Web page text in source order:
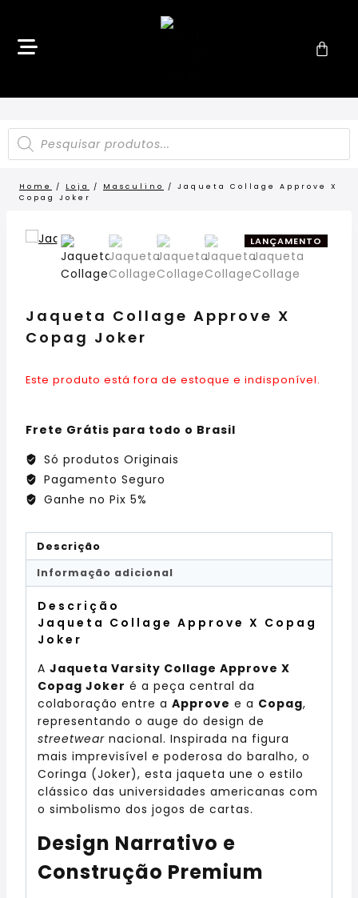
Home / Loja / Masculino /
Jaqueta Collage Approve X
Copag Joker
LANÇAMENTO
Jaqueta Collage Approve X
Copag Joker
Este produto está fora de estoque e indisponível.
Frete Grátis para todo o Brasil
Só produtos Originais
Pagamento Seguro
Ganhe no Pix 5%
Descrição
Informação adicional
Descrição
Jaqueta Collage Approve X Copag
Joker
A Jaqueta Varsity Collage Approve X
Copag Joker é a peça central da
colaboração entre a Approve e a Copag,
representando o auge do design de
streetwear nacional. Inspirada na figura
mais imprevisível e poderosa do baralho, o
Coringa (Joker), esta jaqueta une o estilo
clássico das universidades americanas com
o simbolismo dos jogos de cartas.
Design Narrativo e
Construção Premium